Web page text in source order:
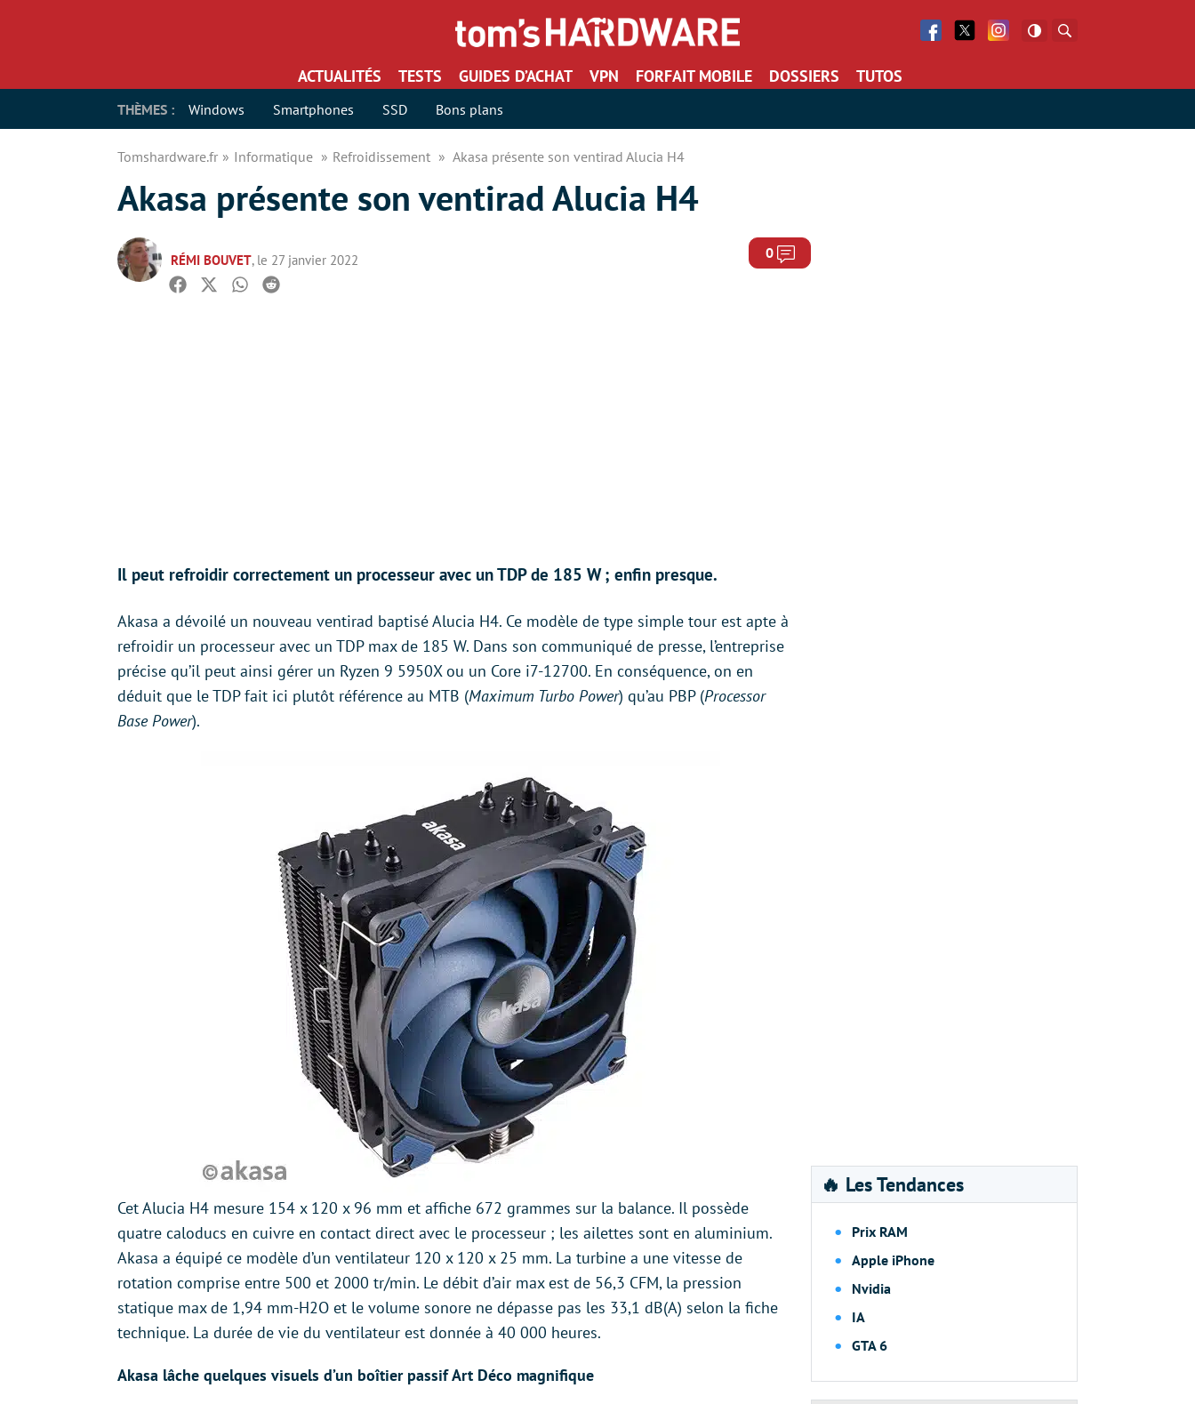
Facebook
Twitter Facebook
ACTUALITÉS TESTS GUIDES D’ACHAT VPN FORFAIT MOBILE DOSSIERS TUTOS
THÈMES : Windows Smartphones SSD Bons plans
Tomshardware.fr Informatique Refroidissement Akasa présente son ventirad Alucia H4
Akasa présente son ventirad Alucia H4
RÉMI BOUVET, le 27 janvier 2022 0 Commentaires
Facebook
TwitterWhatsapp
Reddit
Il peut refroidir correctement un processeur avec un TDP de 185 W ; enfin presque.
Akasa a dévoilé un nouveau ventirad baptisé Alucia H4. Ce modèle de type simple tour est apte à
refroidir un processeur avec un TDP max de 185 W. Dans son communiqué de presse, l’entreprise
précise qu’il peut ainsi gérer un Ryzen 9 5950X ou un Core i7-12700. En conséquence, on en
déduit que le TDP fait ici plutôt référence au MTB (Maximum Turbo Power) qu’au PBP (Processor
Base Power).
Cet Alucia H4 mesure 154 x 120 x 96 mm et affiche 672 grammes sur la balance. Il possède
quatre caloducs en cuivre en contact direct avec le processeur ; les ailettes sont en aluminium.
Akasa a équipé ce modèle d’un ventilateur 120 x 120 x 25 mm. La turbine a une vitesse de
rotation comprise entre 500 et 2000 tr/min. Le débit d’air max est de 56,3 CFM, la pression
statique max de 1,94 mm-H2O et le volume sonore ne dépasse pas les 33,1 dB(A) selon la fiche
technique. La durée de vie du ventilateur est donnée à 40 000 heures.
Akasa lâche quelques visuels d’un boîtier passif Art Déco magnifique
🔥 Les Tendances
Prix RAM
Apple iPhone
Nvidia
IA
GTA 6